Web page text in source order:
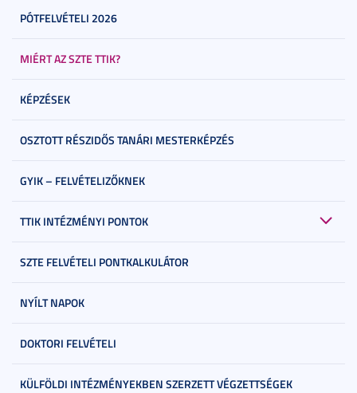
PÓTFELVÉTELI 2026
MIÉRT AZ SZTE TTIK?
KÉPZÉSEK
OSZTOTT RÉSZIDŐS TANÁRI MESTERKÉPZÉS
GYIK – FELVÉTELIZŐKNEK
TTIK INTÉZMÉNYI PONTOK
SZTE FELVÉTELI PONTKALKULÁTOR
NYÍLT NAPOK
DOKTORI FELVÉTELI
KÜLFÖLDI INTÉZMÉNYEKBEN SZERZETT VÉGZETTSÉGEK